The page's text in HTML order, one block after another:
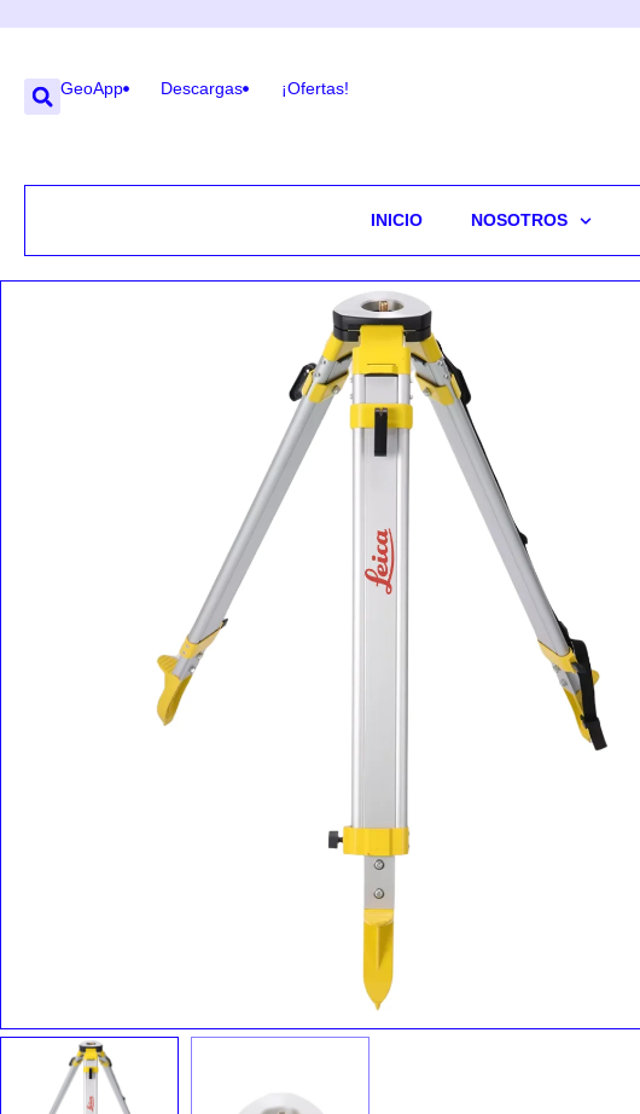
GeoApp Descargas ¡Ofertas!
INICIO NOSOTROS